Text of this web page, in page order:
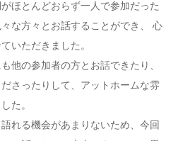
ほとんどおらず一人で参加だった
な方々とお話することができ、 心
いただきました。
他の参加者の方とお話できたり、
さったりして、アットホームな雰
た。
れる機会があまりないため、今回